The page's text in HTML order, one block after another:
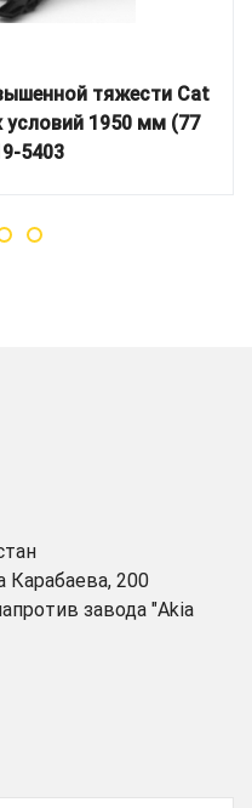
тяжести Cat
1950 мм (77
5403
Карабаева, 200
завода "Akia